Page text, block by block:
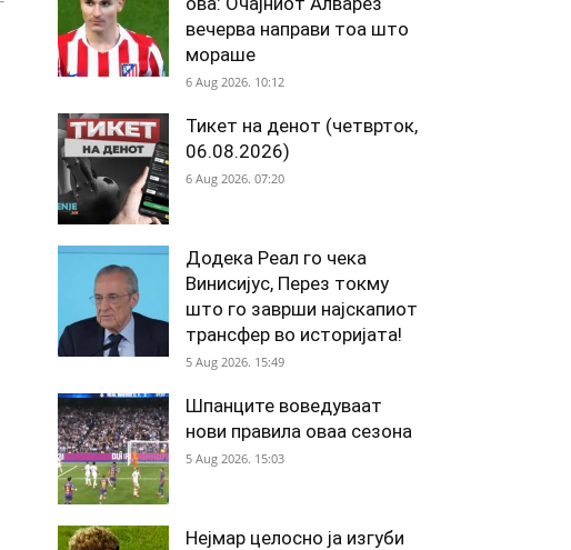
вечерва направи тоа што
мораше
6 Aug 2026. 10:12
Тикет на денот (четврток,
06.08.2026)
6 Aug 2026. 07:20
Додека Реал го чека
Винисијус, Перез токму
што го заврши најскапиот
трансфер во историјата!
5 Aug 2026. 15:49
Шпанците воведуваат
нови правила оваа сезона
5 Aug 2026. 15:03
Нејмар целосно ја изгуби